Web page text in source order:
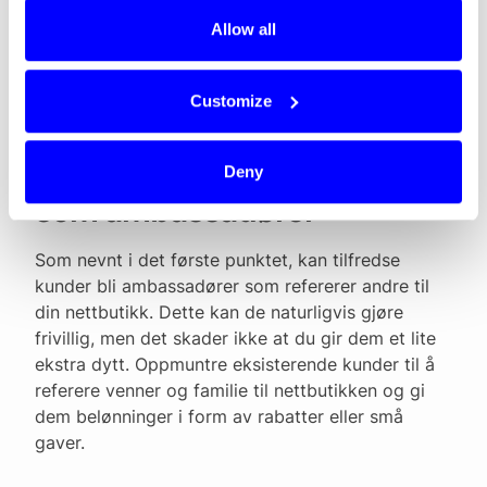
Allow all
Customize
Deny
til at kundene føler seg forstått, og hjelper dem å
sett.
#5. Få kundene til å opptre
som ambassadører
Som nevnt i det første punktet, kan tilfredse
kunder bli ambassadører som refererer andre til
din nettbutikk. Dette kan de naturligvis gjøre
frivillig, men det skader ikke at du gir dem et lite
ekstra dytt. Oppmuntre eksisterende kunder til å
referere venner og familie til nettbutikken og gi
dem belønninger i form av rabatter eller små
gaver.